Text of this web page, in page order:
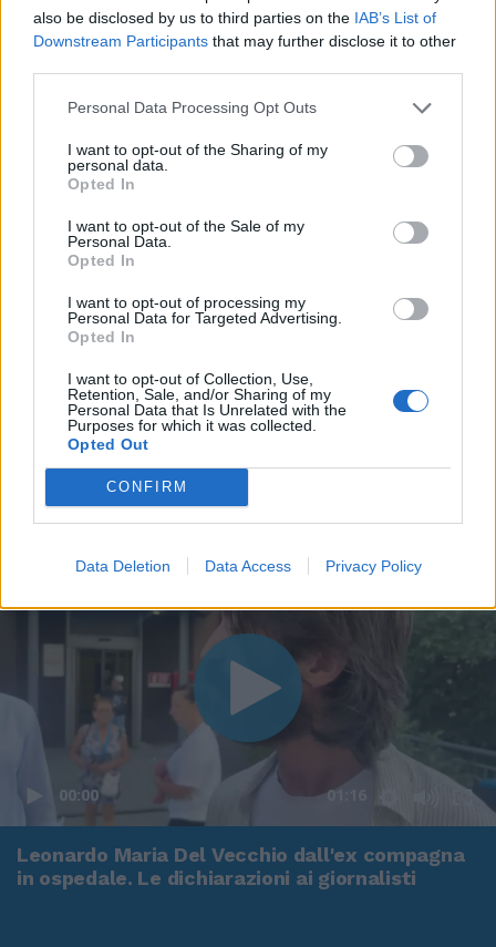
also be disclosed by us to third parties on the IAB’s List of
Downstream Participants that may further disclose it to other
Personal Data Processing Opt Outs
I want to opt-out of the Sharing of my
personal data.
Opted In
I want to opt-out of the Sale of my
Personal Data.
Opted In
I want to opt-out of processing my
Personal Data for Targeted Advertising.
Opted In
I want to opt-out of Collection, Use,
Retention, Sale, and/or Sharing of my
Personal Data that Is Unrelated with the
Purposes for which it was collected.
Opted Out
CONFIRM
Data Deletion Data Access Privacy Policy
00:00 01:16
Leonardo Maria Del Vecchio dall'ex compagna
in ospedale. Le dichiarazioni ai giornalisti